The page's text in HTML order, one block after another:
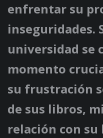
enfrentar su
inseguridades.
universidad se
momento
su frustración
de sus libros,
relación con